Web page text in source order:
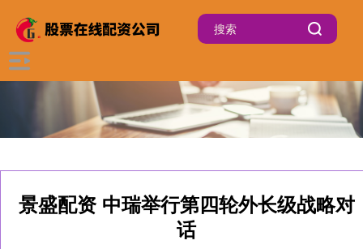
景盛配资 中瑞举行第四轮外长级战略对
话